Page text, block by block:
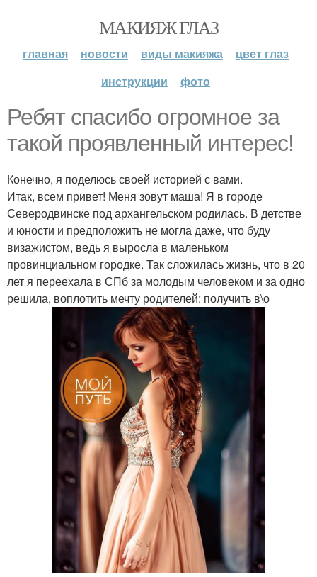
МАКИЯЖ ГЛАЗ
главная новости виды макияжа
цвет глаз
инструкции
фото
Ребят спасибо огромное за
такой проявленный интерес!
Конечно, я поделюсь своей историей с вами.
Итак, всем привет! Меня зовут маша! Я в городе
Северодвинске под архангельском родилась. В детстве
и юности и предположить не могла даже, что буду
визажистом, ведь я выросла в маленьком
провинциальном городке. Так сложилась жизнь, что в 20
лет я переехала в СПб за молодым человеком и за одно
решила, воплотить мечту родителей: получить в\о